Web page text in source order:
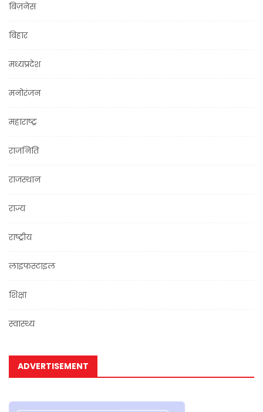
बिज़नेस
बिहार
मध्यप्रदेश
मनोरंजन
महाराष्ट्र
राजनिति
राजस्थान
राज्य
राष्ट्रीय
लाइफस्टाइल
शिक्षा
स्वास्थ्य
ADVERTISEMENT